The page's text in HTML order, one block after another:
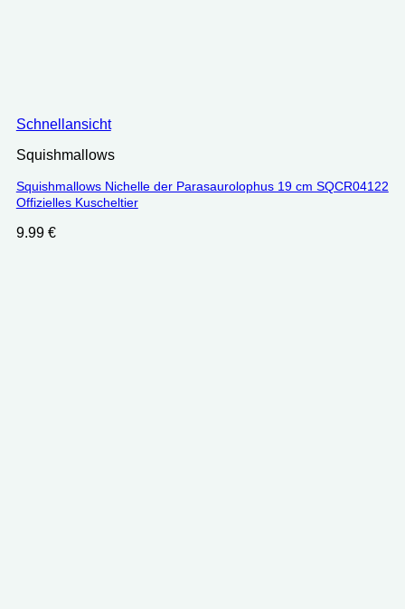
Schnellansicht
Squishmallows
Squishmallows Nichelle der Parasaurolophus 19 cm SQCR04122
Offizielles Kuscheltier
9.99 €